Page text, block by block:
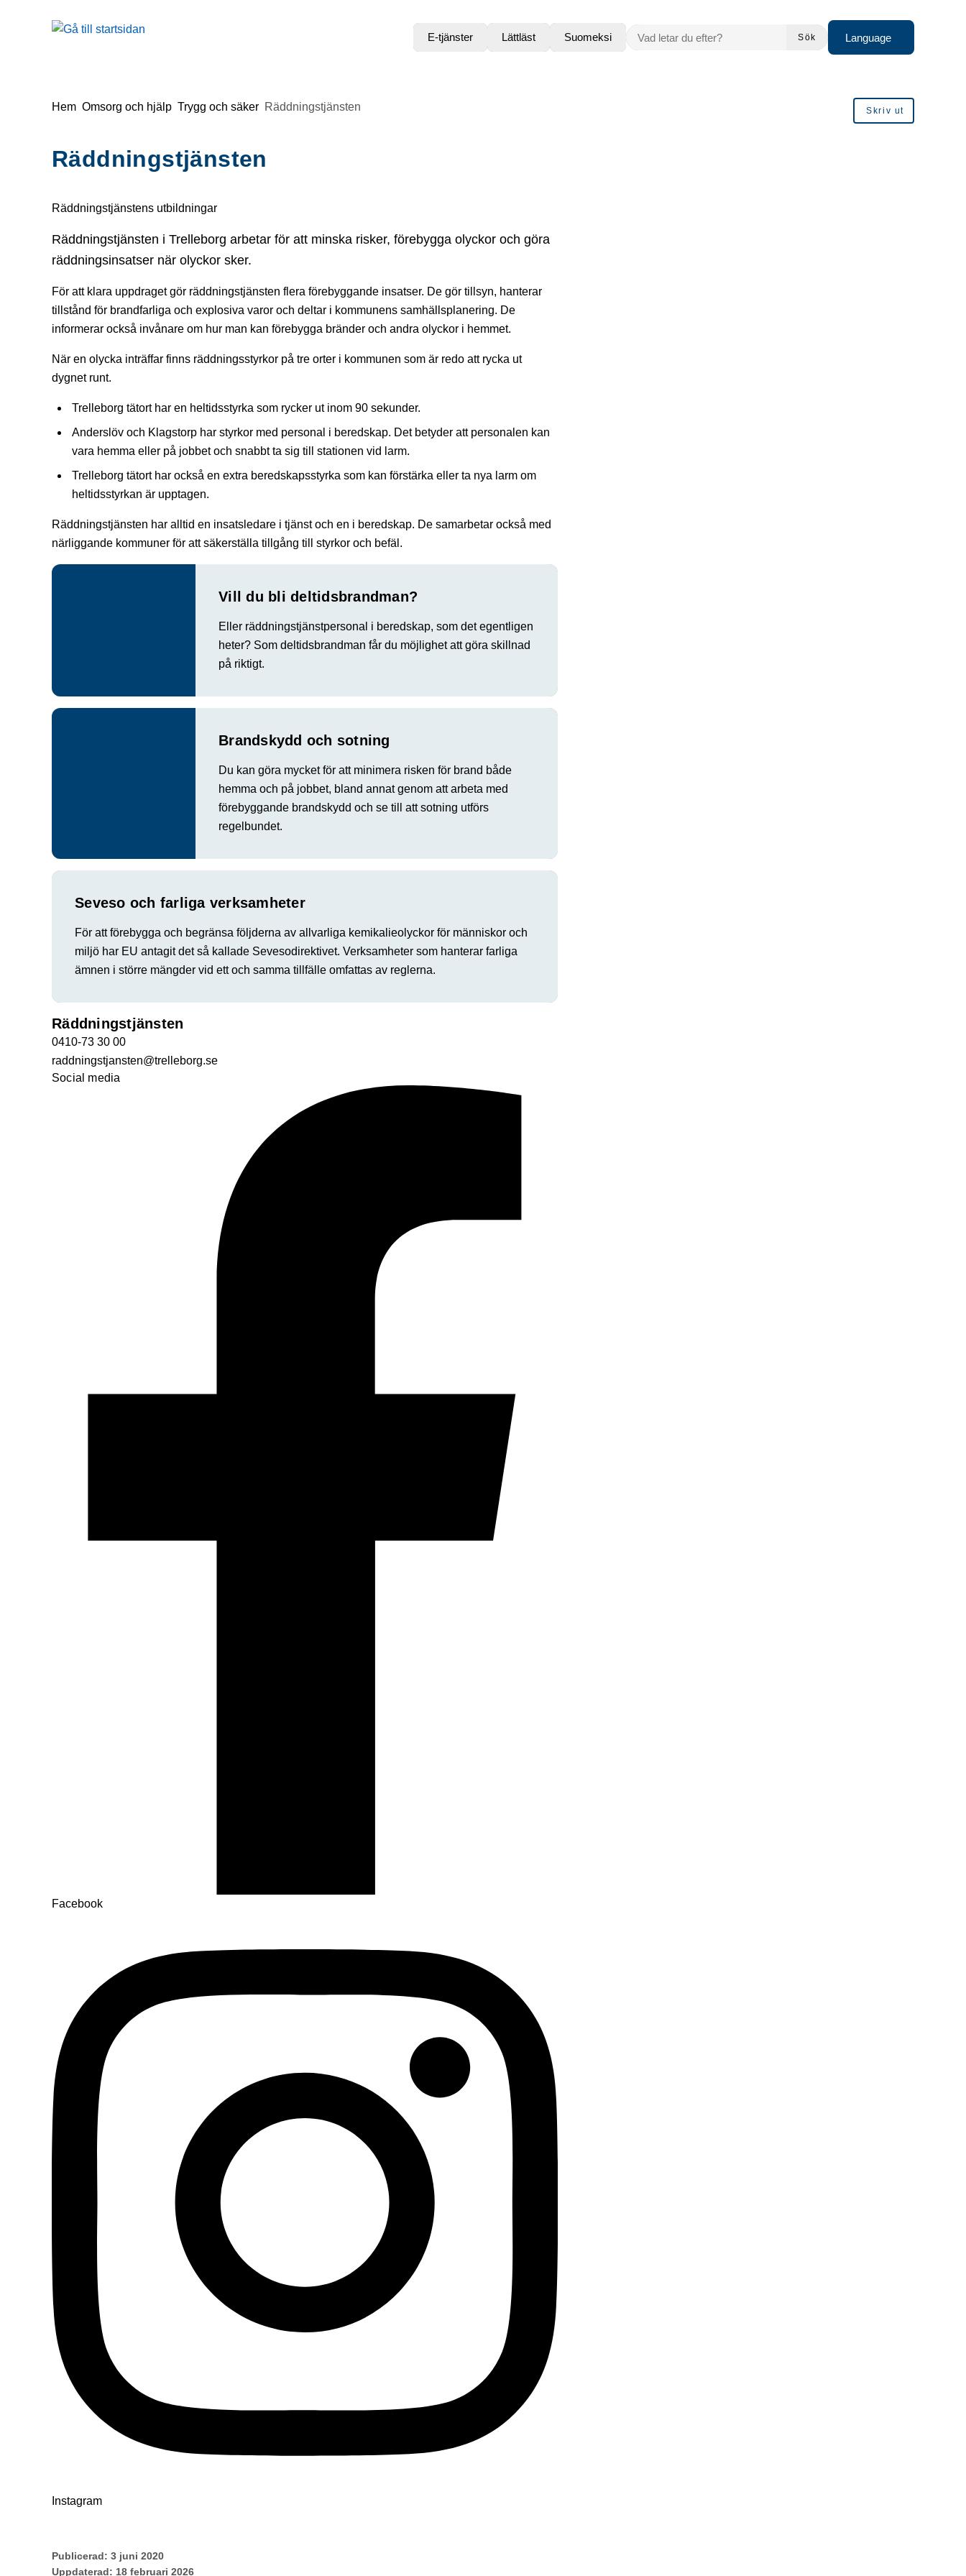
Gå till innehåll
till sidomeny
E-tjänster
Lättläst Suomeksi
VAD LETAR DU EFTER?
Sök
Language
Du är här:
Hem Omsorg och hjälp Trygg och säker Räddningstjänsten Skriv ut
Räddningstjänsten
Räddningstjänstens utbildningar
Räddningstjänsten i Trelleborg arbetar för att minska risker, förebygga olyckor och göra
räddningsinsatser när olyckor sker.
För att klara uppdraget gör räddningstjänsten flera förebyggande insatser. De gör tillsyn, hanterar
tillstånd för brandfarliga och explosiva varor och deltar i kommunens samhällsplanering. De
informerar också invånare om hur man kan förebygga bränder och andra olyckor i hemmet.
När en olycka inträffar finns räddningsstyrkor på tre orter i kommunen som är redo att rycka ut
dygnet runt.
Trelleborg tätort har en heltidsstyrka som rycker ut inom 90 sekunder.
Anderslöv och Klagstorp har styrkor med personal i beredskap. Det betyder att personalen kan
vara hemma eller på jobbet och snabbt ta sig till stationen vid larm.
Trelleborg tätort har också en extra beredskapsstyrka som kan förstärka eller ta nya larm om
heltidsstyrkan är upptagen.
Räddningstjänsten har alltid en insatsledare i tjänst och en i beredskap. De samarbetar också med
närliggande kommuner för att säkerställa tillgång till styrkor och befäl.
Vill du bli deltidsbrandman?
Eller räddningstjänstpersonal i beredskap, som det egentligen
heter? Som deltidsbrandman får du möjlighet att göra skillnad
på riktigt.
Brandskydd och sotning
Du kan göra mycket för att minimera risken för brand både
hemma och på jobbet, bland annat genom att arbeta med
förebyggande brandskydd och se till att sotning utförs
regelbundet.
Seveso och farliga verksamheter
För att förebygga och begränsa följderna av allvarliga kemikalieolyckor för människor och
miljö har EU antagit det så kallade Sevesodirektivet. Verksamheter som hanterar farliga
ämnen i större mängder vid ett och samma tillfälle omfattas av reglerna.
Räddningstjänsten
0410-73 30 00
raddningstjansten@trelleborg.se
Social media
Facebook
Instagram
Publicerad: 3 juni 2020
Uppdaterad: 18 februari 2026